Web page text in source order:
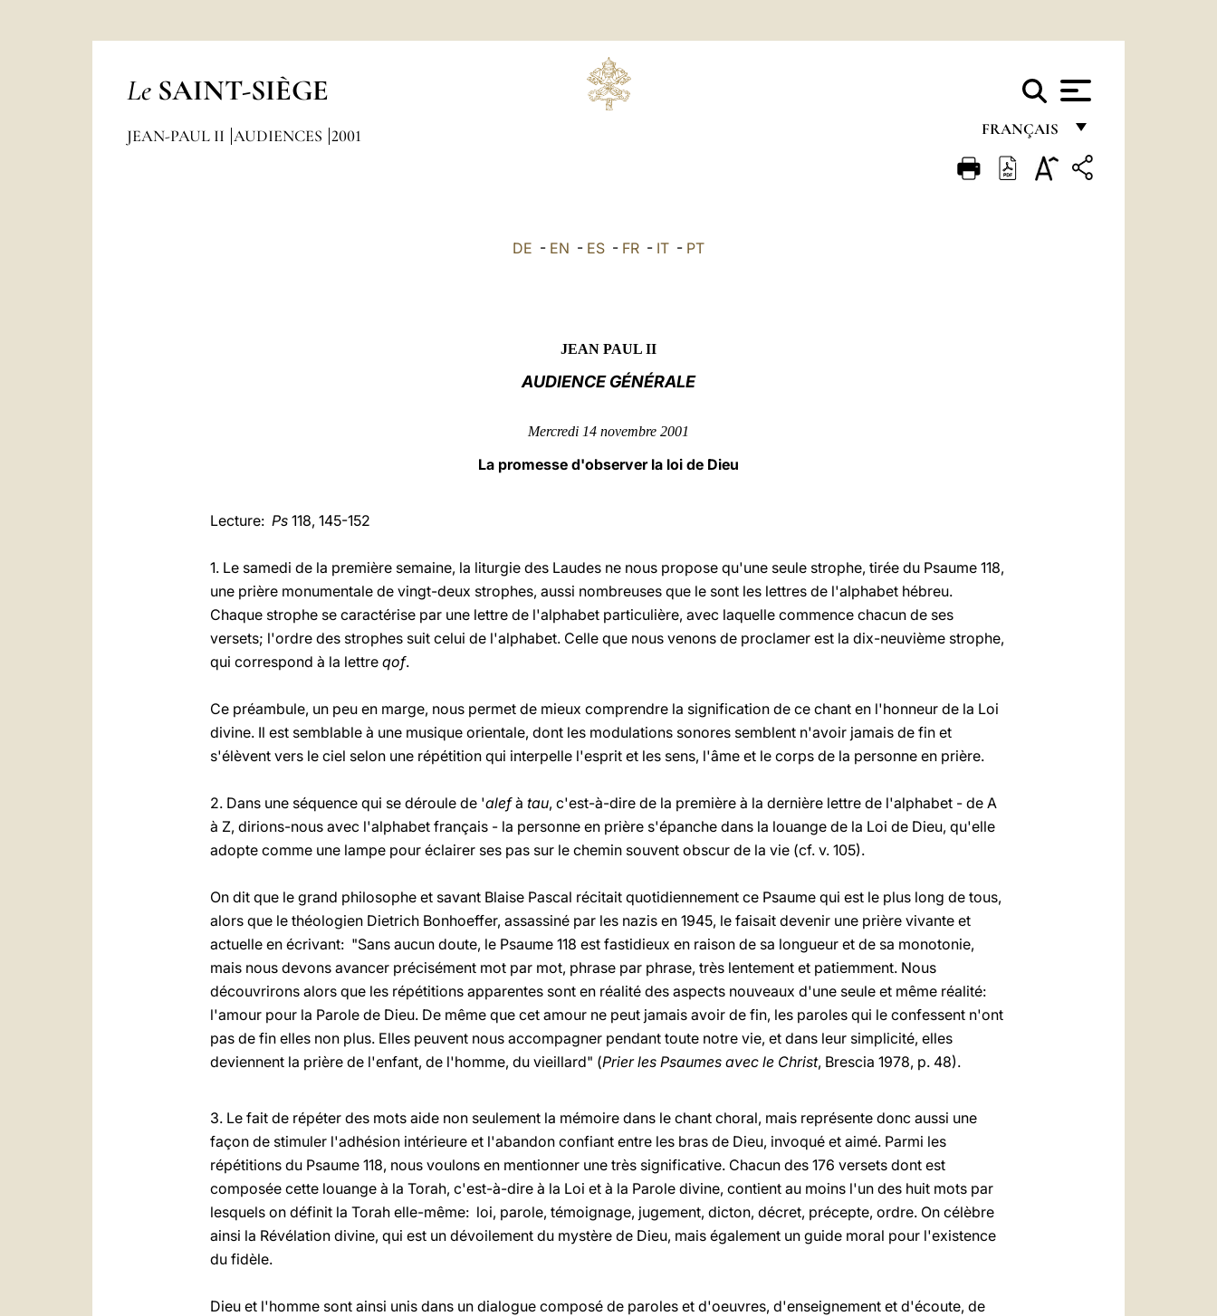
Le SAINT-SIÈGE
FRANÇAIS
FRANÇAIS
JEAN-PAUL II AUDIENCES 2001
DE - EN - ES - FR - IT - PT
JEAN PAUL II
AUDIENCE GÉNÉRALE
Mercredi 14 novembre 2001
La promesse d'observer la loi de Dieu
Lecture: Ps 118, 145-152
1. Le samedi de la première semaine, la liturgie des Laudes ne nous propose qu'une seule strophe, tirée du Psaume 118,
une prière monumentale de vingt-deux strophes, aussi nombreuses que le sont les lettres de l'alphabet hébreu.
Chaque strophe se caractérise par une lettre de l'alphabet particulière, avec laquelle commence chacun de ses
versets; l'ordre des strophes suit celui de l'alphabet. Celle que nous venons de proclamer est la dix-neuvième strophe,
qui correspond à la lettre qof.
Ce préambule, un peu en marge, nous permet de mieux comprendre la signification de ce chant en l'honneur de la Loi
divine. Il est semblable à une musique orientale, dont les modulations sonores semblent n'avoir jamais de fin et
s'élèvent vers le ciel selon une répétition qui interpelle l'esprit et les sens, l'âme et le corps de la personne en prière.
2. Dans une séquence qui se déroule de 'alefà tau, c'est-à-dire de la première à la dernière lettre de l'alphabet - de A
à Z, dirions-nous avec l'alphabet français - la personne en prière s'épanche dans la louange de la Loi de Dieu, qu'elle
adopte comme une lampe pour éclairer ses pas sur le chemin souvent obscur de la vie (cf. v. 105).
On dit que le grand philosophe et savant Blaise Pascal récitait quotidiennement ce Psaume qui est le plus long de tous,
alors que le théologien Dietrich Bonhoeffer, assassiné par les nazis en 1945, le faisait devenir une prière vivante et
actuelle en écrivant: "Sans aucun doute, le Psaume 118 est fastidieux en raison de sa longueur et de sa monotonie,
mais nous devons avancer précisément mot par mot, phrase par phrase, très lentement et patiemment. Nous
découvrirons alors que les répétitions apparentes sont en réalité des aspects nouveaux d'une seule et même réalité:
l'amour pour la Parole de Dieu. De même que cet amour ne peut jamais avoir de fin, les paroles qui le confessent n'ont
pas de fin elles non plus. Elles peuvent nous accompagner pendant toute notre vie, et dans leur simplicité, elles
deviennent la prière de l'enfant, de l'homme, du vieillard" (Prier les Psaumes avec le Christ, Brescia 1978, p. 48).
3. Le fait de répéter des mots aide non seulement la mémoire dans le chant choral, mais représente donc aussi une
façon de stimuler l'adhésion intérieure et l'abandon confiant entre les bras de Dieu, invoqué et aimé. Parmi les
répétitions du Psaume 118, nous voulons en mentionner une très significative. Chacun des 176 versets dont est
composée cette louange à la Torah, c'est-à-dire à la Loi et à la Parole divine, contient au moins l'un des huit mots par
lesquels on définit la Torah elle-même: loi, parole, témoignage, jugement, dicton, décret, précepte, ordre. On célèbre
ainsi la Révélation divine, qui est un dévoilement du mystère de Dieu, mais également un guide moral pour l'existence
du fidèle.
Dieu et l'homme sont ainsi unis dans un dialogue composé de paroles et d'oeuvres, d'enseignement et d'écoute, de